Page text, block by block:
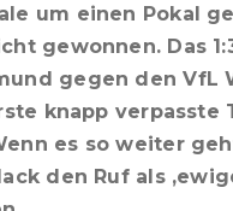
um einen Pokal
gewonnen. Das
gegen den VfL
knapp verpasste
es so weiter
den Ruf als